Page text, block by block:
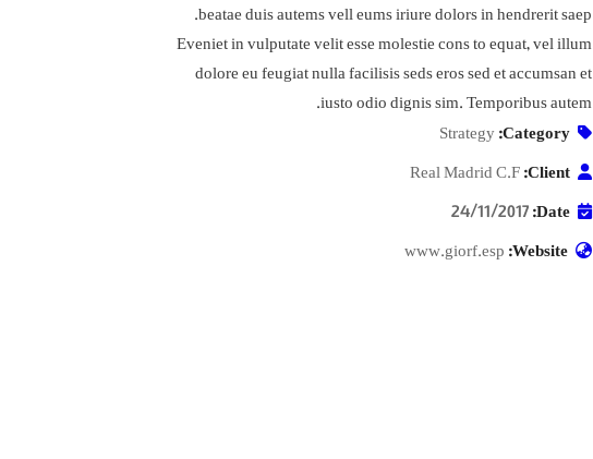
beatae duis autems vell eums iriure dolors in hendrerit saep.
Eveniet in vulputate velit esse molestie cons to equat, vel illum
dolore eu feugiat nulla facilisis seds eros sed et accumsan et
iusto odio dignis sim. Temporibus autem.
Category:
Strategy
Client:
Real Madrid C.F
Date:
24/11/2017
Website:
www.giorf.esp